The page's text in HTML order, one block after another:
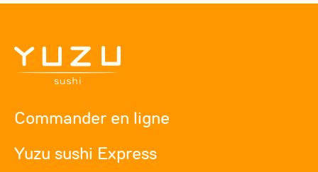
Commander en ligne
Yuzu sushi Express